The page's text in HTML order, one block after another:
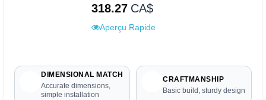
318.27 CA$
Aperçu Rapide
DIMENSIONAL MATCH
Accurate dimensions,
simple installation
CRAFTMANSHIP
Basic build, sturdy design